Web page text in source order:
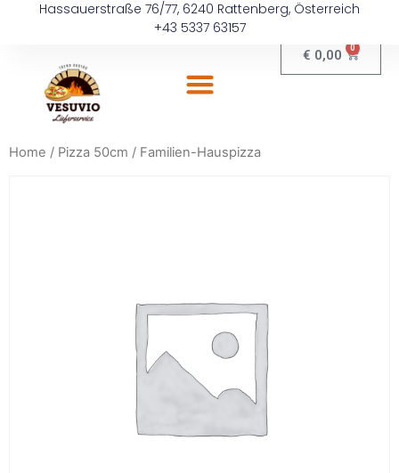
Hassauerstraße 76/77, 6240 Rattenberg, Österreich
+43 5337 63157
€ 0,00 0
Home / Pizza 50cm / Familien-Hauspizza